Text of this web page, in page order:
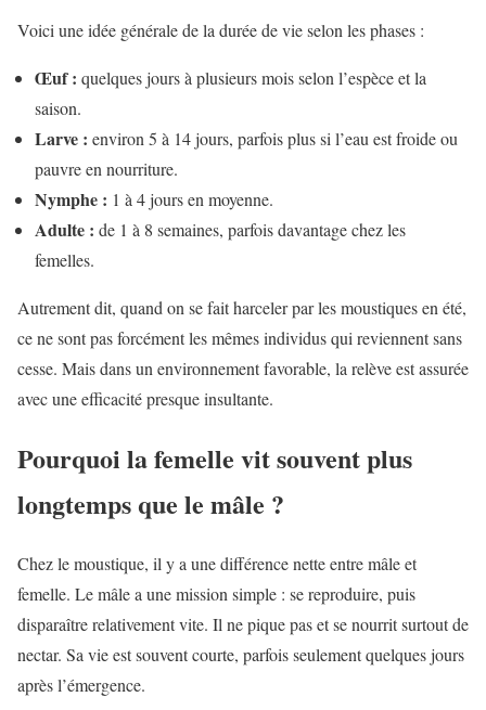
Voici une idée générale de la durée de vie selon les phases :
Œuf : quelques jours à plusieurs mois selon l’espèce et la
saison.
Larve : environ 5 à 14 jours, parfois plus si l’eau est froide ou
pauvre en nourriture.
Nymphe : 1 à 4 jours en moyenne.
Adulte : de 1 à 8 semaines, parfois davantage chez les
femelles.
Autrement dit, quand on se fait harceler par les moustiques en été,
ce ne sont pas forcément les mêmes individus qui reviennent sans
cesse. Mais dans un environnement favorable, la relève est assurée
avec une efficacité presque insultante.
Pourquoi la femelle vit souvent plus
longtemps que le mâle ?
Chez le moustique, il y a une différence nette entre mâle et
femelle. Le mâle a une mission simple : se reproduire, puis
disparaître relativement vite. Il ne pique pas et se nourrit surtout de
nectar. Sa vie est souvent courte, parfois seulement quelques jours
après l’émergence.